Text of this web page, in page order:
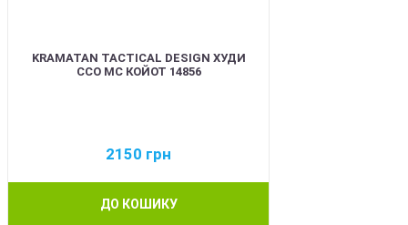
KRAMATAN TACTICAL DESIGN ХУДИ
ССО МС КОЙОТ 14856
2150 грн
ДО КОШИКУ